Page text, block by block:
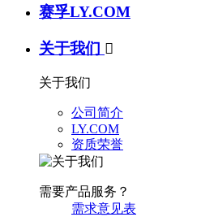
赛孚LY.COM
关于我们 
关于我们
公司简介
LY.COM
资质荣誉
需要产品服务？
需求意见表